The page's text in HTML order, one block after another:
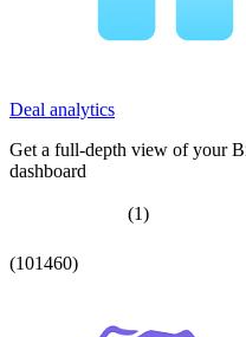
Deal analytics
Get a full-depth view of your
dashboard
(1)
(101460)